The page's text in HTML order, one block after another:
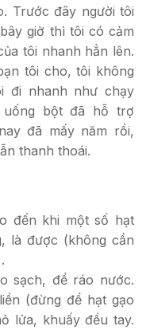
Trước đây người tôi
giờ thì tôi có cảm
tôi nhanh hẳn lên.
tôi cho, tôi không
đi nhanh như chạy
bột đã hỗ trợ
đã mấy năm rồi,
thanh thoái.
đến khi một số hạt
là được (không cần
sạch, để ráo nước.
(đừng để hạt gạo
lửa, khuấy đều tay.